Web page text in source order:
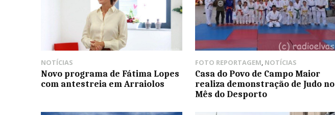
NOTÍCIAS
Novo programa de Fátima Lopes
com antestreia em Arraiolos
FOTO REPORTAGEM NOTÍCIAS
Casa do Povo de Campo Maior
realiza demonstração de Judo no
Mês do Desporto